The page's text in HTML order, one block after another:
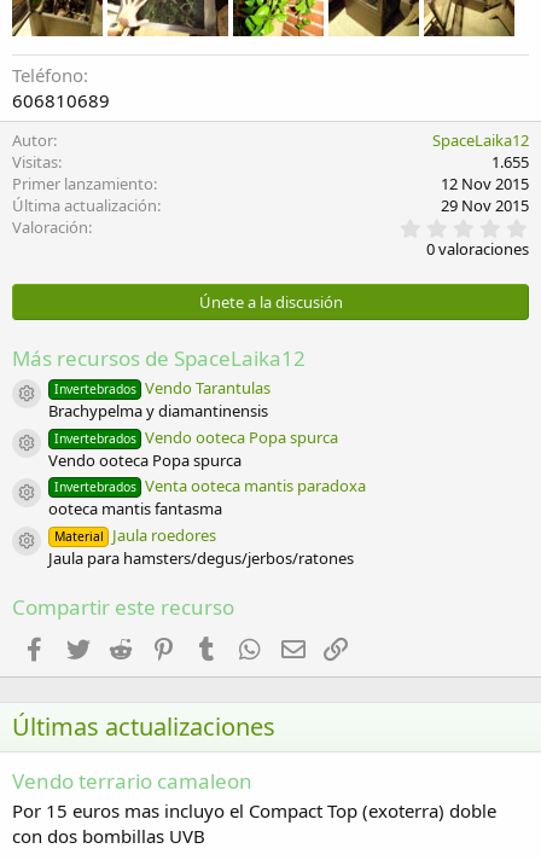
Teléfono
606810689
Autor
SpaceLaika12
Visitas
1.655
Primer lanzamiento
12 Nov 2015
Última actualización
29 Nov 2015
Valoración
,
0
s
0 valoraciones
Únete a la discusión
Más recursos de SpaceLaika12
Icono del recurso
Invertebrados Vendo Tarantulas
Brachypelma y diamantinensis
Icono del recurso
Invertebrados Vendo ooteca Popa spurca
Vendo ooteca Popa spurca
Icono del recurso
Invertebrados Venta ooteca mantis paradoxa
ooteca mantis fantasma
Icono del recurso
Material
Jaula roedores
Jaula para hamsters/degus/jerbos/ratones
Compartir este recurso
Facebook
Twitter Reddit PinterestTumblr WhatsApp
Email
Últimas actualizaciones
Vendo terrario camaleon
Por 15 euros mas incluyo el Compact Top (exoterra) doble
con dos bombillas UVB